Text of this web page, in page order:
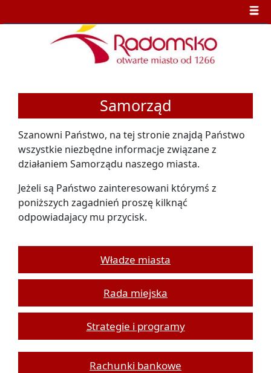
Samorząd
Szanowni Państwo, na tej stronie znajdą Państwo
wszystkie niezbędne informacje związane z
działaniem Samorządu naszego miasta.
Jeżeli są Państwo zainteresowani którymś z
poniższych zagadnień proszę kilknąć
odpowiadajacy mu przycisk.
Władze miasta
Rada miejska
Strategie i programy
Rachunki bankowe